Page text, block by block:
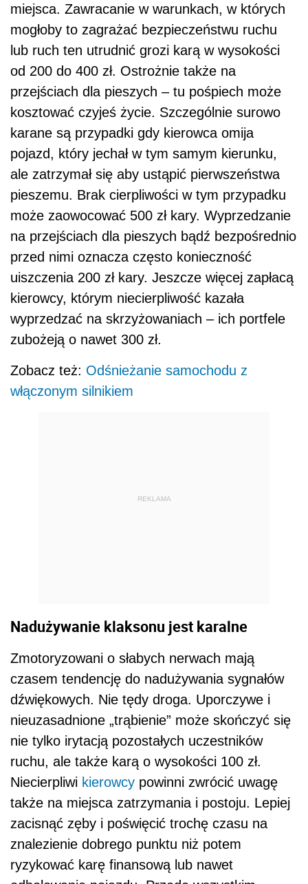
miejsca. Zawracanie w warunkach, w których
mogłoby to zagrażać bezpieczeństwu ruchu
lub ruch ten utrudnić grozi karą w wysokości
od 200 do 400 zł. Ostrożnie także na
przejściach dla pieszych – tu pośpiech może
kosztować czyjeś życie. Szczególnie surowo
karane są przypadki gdy kierowca omija
pojazd, który jechał w tym samym kierunku,
ale zatrzymał się aby ustąpić pierwszeństwa
pieszemu. Brak cierpliwości w tym przypadku
może zaowocować 500 zł kary. Wyprzedzanie
na przejściach dla pieszych bądź bezpośrednio
przed nimi oznacza często konieczność
uiszczenia 200 zł kary. Jeszcze więcej zapłacą
kierowcy, którym niecierpliwość kazała
wyprzedzać na skrzyżowaniach – ich portfele
zubożeją o nawet 300 zł.
Zobacz też: Odśnieżanie samochodu z
włączonym silnikiem
REKLAMA
Nadużywanie klaksonu jest karalne
Zmotoryzowani o słabych nerwach mają
czasem tendencję do nadużywania sygnałów
dźwiękowych. Nie tędy droga. Uporczywe i
nieuzasadnione „trąbienie” może skończyć się
nie tylko irytacją pozostałych uczestników
ruchu, ale także karą o wysokości 100 zł.
Niecierpliwi kierowcy powinni zwrócić uwagę
także na miejsca zatrzymania i postoju. Lepiej
zacisnąć zęby i poświęcić trochę czasu na
znalezienie dobrego punktu niż potem
ryzykować karę finansową lub nawet